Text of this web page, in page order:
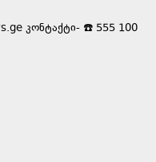
კონტაქტი- ☎️ 555 100